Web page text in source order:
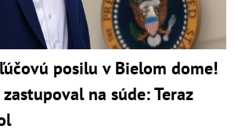
posilu v Bielom dome!
na súde: Teraz